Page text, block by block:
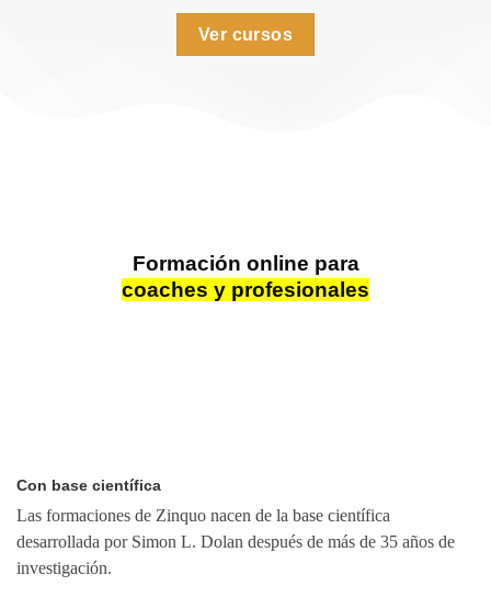
Ver cursos
Formación online para
coaches y profesionales
Con base científica
Las formaciones de Zinquo nacen de la base científica
desarrollada por Simon L. Dolan después de más de 35 años de
investigación.